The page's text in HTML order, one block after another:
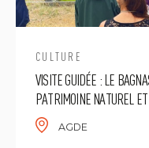
CULTURE
VISITE GUIDÉE : LE
PATRIMOINE NATUREL
AGDE